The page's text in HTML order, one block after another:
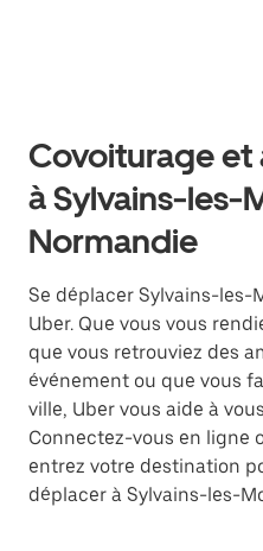
Covoiturage et
à Sylvains-les-
Normandie
Se déplacer Sylvains-les-
Uber. Que vous vous
que vous retrouviez des
événement ou que vous
ville, Uber vous aide à
Connectez-vous en ligne
entrez votre destination
déplacer à Sylvains-les-